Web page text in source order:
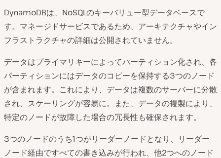
DynamoDBは、NoSQLのキーバリュー型データベースで
す。マネージドサービスであるため、アーキテクチャやイン
フラストラクチャの詳細は公開されていません。
データはプライマリキーによってパーティション化され、各
パーティションにはデータのコピーを保持する3つのノード
が含まれます。これにより、データは複数のサーバーに分散
され、スケーリングが容易に。また、データの複製により、
特定のノードが故障した場合の冗長性も確保されます。
3つのノードのうち1つがリーダーノードとなり、リーダー
ノード経由ですべての書き込みが行われ、他2つへのノード